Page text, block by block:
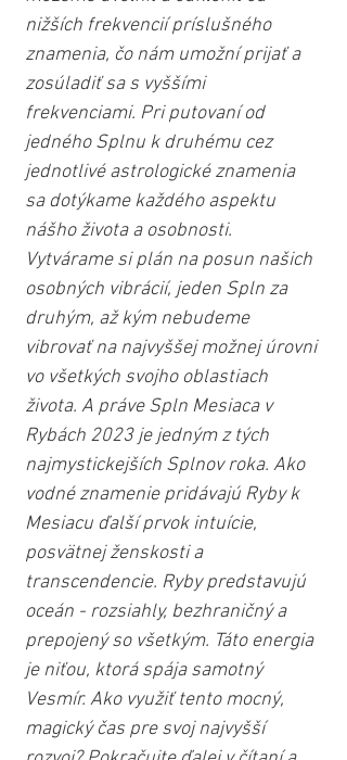
nižších frekvencií príslušného
znamenia, čo nám umožní prijať a
zosúladiť sa s vyššími
frekvenciami. Pri putovaní od
jedného Splnu k druhému cez
jednotlivé astrologické znamenia
sa dotýkame každého aspektu
nášho života a osobnosti.
Vytvárame si plán na posun našich
osobných vibrácií, jeden Spln za
druhým, až kým nebudeme
vibrovať na najvyššej možnej úrovni
vo všetkých svojho oblastiach
života. A práve Spln Mesiaca v
Rybách 2023 je jedným z tých
najmystickejších Splnov roka. Ako
vodné znamenie pridávajú Ryby k
Mesiacu ďalší prvok intuície,
posvätnej ženskosti a
transcendencie. Ryby predstavujú
oceán - rozsiahly, bezhraničný a
prepojený so všetkým. Táto energia
je niťou, ktorá spája samotný
Vesmír. Ako využiť tento mocný,
magický čas pre svoj najvyšší